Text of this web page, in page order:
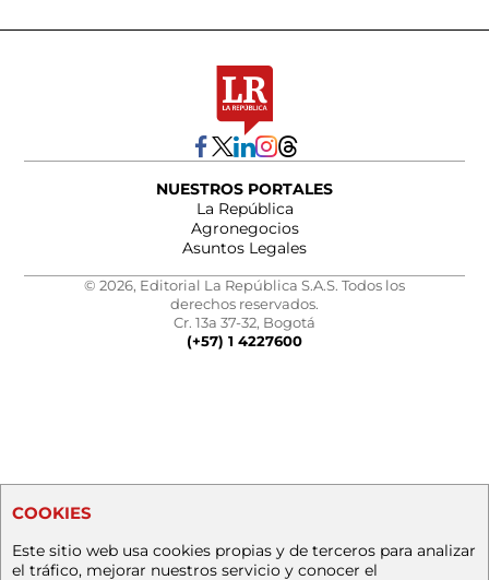
NUESTROS PORTALES
La República
Agronegocios
Asuntos Legales
© 2026, Editorial La República S.A.S. Todos los
derechos reservados.
Cr. 13a 37-32, Bogotá
(+57) 1 4227600
COOKIES
Este sitio web usa cookies propias y de terceros para analizar
el tráfico, mejorar nuestros servicio y conocer el